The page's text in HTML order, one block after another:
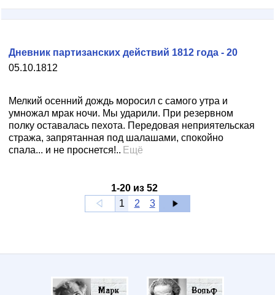
05.10.1812
Дневник партизанских действий 1812 года - 20
Мелкий осенний дождь моросил с самого утра и
умножал мрак ночи. Мы ударили. При резервном
полку оставалась пехота. Передовая неприятельская
стража, запрятанная под шалашами, спокойно
спала... и не проснется!.. Ещё
1-20 из 52
1
2 3